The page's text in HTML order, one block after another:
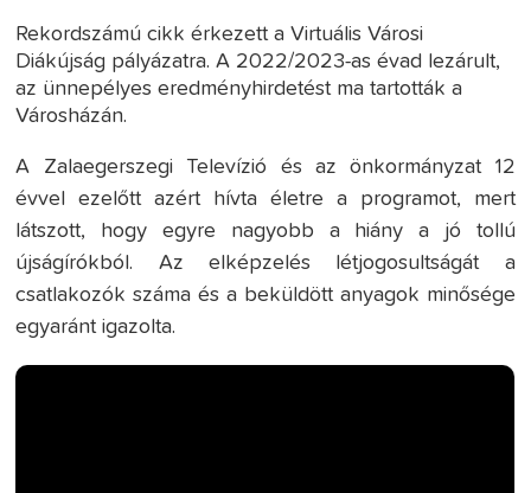
Rekordszámú cikk érkezett a Virtuális Városi
Diákújság pályázatra. A 2022/2023-as évad lezárult,
az ünnepélyes eredményhirdetést ma tartották a
Városházán.
A Zalaegerszegi Televízió és az önkormányzat 12
évvel ezelőtt azért hívta életre a programot, mert
látszott, hogy egyre nagyobb a hiány a jó tollú
újságírókból. Az elképzelés létjogosultságát a
csatlakozók száma és a beküldött anyagok minősége
egyaránt igazolta.